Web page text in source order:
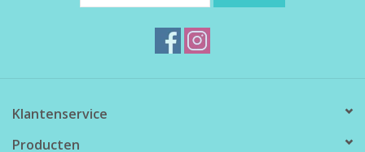
Klantenservice
Producten